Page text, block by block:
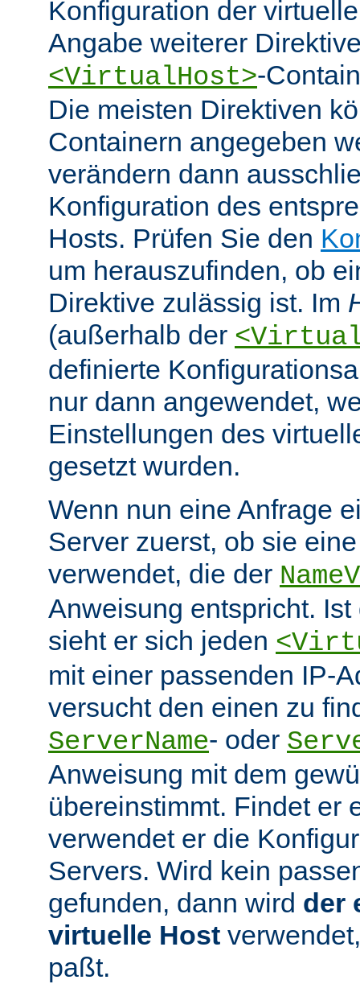
Konfiguration der
Angabe weiterer
<VirtualHost>-
Die meisten Direktiven
Containern angegeben
verändern dann
Konfiguration des
Hosts. Prüfen Sie den
um herauszufinden, ob
Direktive zulässig ist. Im
(außerhalb der
definierte
nur dann angewendet,
Einstellungen des
gesetzt wurden.
Wenn nun eine Anfrage
Server zuerst, ob sie
verwendet, die der
Anweisung entspricht.
sieht er sich jeden
mit einer passenden IP-
versucht den einen zu
ServerName- oder
Anweisung mit dem
übereinstimmt. Findet er
verwendet er die
Servers. Wird kein
gefunden, dann wird der
virtuelle Host
paßt.